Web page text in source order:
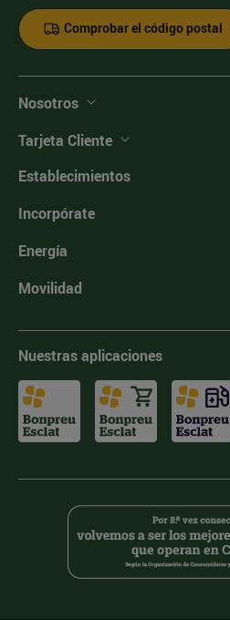
Comprobar el código postal
Nosotros
Tarjeta Cliente
Establecimientos
Incorpórate
Energía
Movilidad
Nuestras aplicaciones